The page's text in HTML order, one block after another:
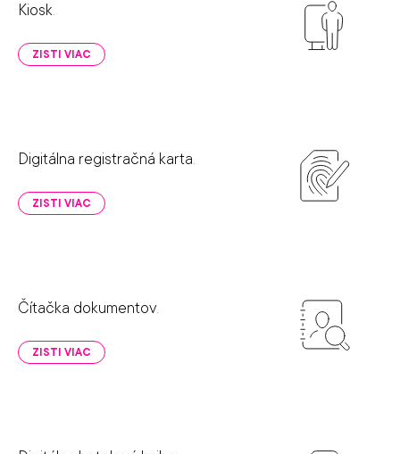
Kiosk.
ZISTI VIAC
Digitálna registračná karta.
ZISTI VIAC
Čítačka dokumentov.
ZISTI VIAC